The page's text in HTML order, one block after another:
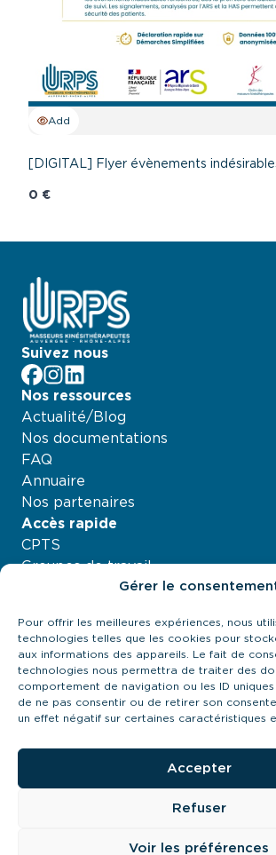
Gérer le
Pour offrir les meilleures expériences, nous
technologies telles que les cookies pour
aux informations des appareils. Le fait de
technologies nous permettra de traiter des
comportement de navigation ou les ID
de ne pas consentir ou de retirer son
un effet négatif sur certaines caractéristiques
Accepter
Refuser
Voir les préférences
Add
[DIGITAL] Flyer évènements
0 €
Suivez nous
facebook
Instagram
LinkedIn
Nos ressources
Actualité/Blog
Nos documentations
FAQ
Annuaire
Nos partenaires
Accès rapide
CPTS
Groupes de travail
À propos
Contactez-nous
21 quai Antoine Riboud - 69002,
contact@urps-mk-ara.org
04 27 89 57 85
Prendre contact